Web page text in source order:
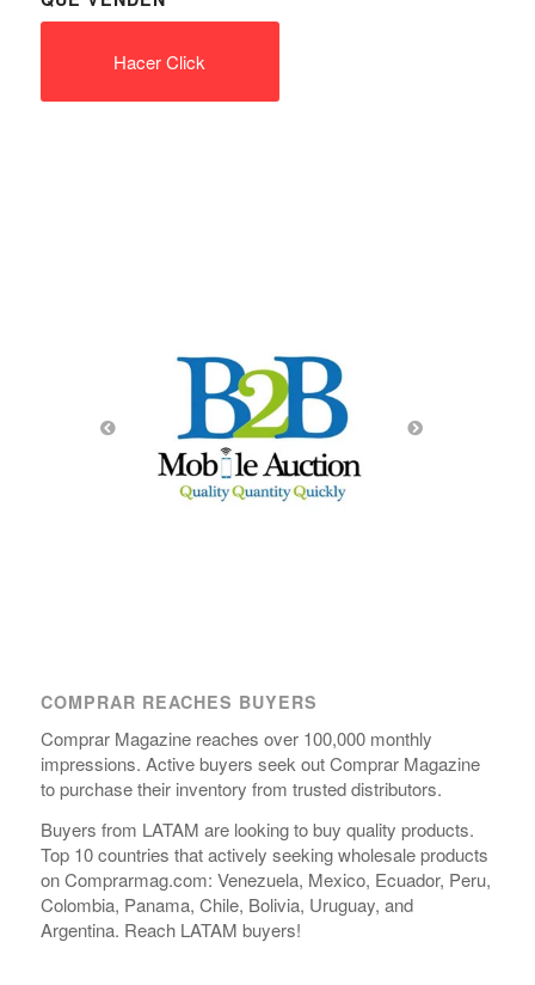
Hacer Click
COMPRAR REACHES BUYERS
Comprar Magazine reaches over 100,000 monthly
impressions. Active buyers seek out Comprar Magazine
to purchase their inventory from trusted distributors.
Buyers from LATAM are looking to buy quality products.
Top 10 countries that actively seeking wholesale products
on Comprarmag.com: Venezuela, Mexico, Ecuador, Peru,
Colombia, Panama, Chile, Bolivia, Uruguay, and
Argentina. Reach LATAM buyers!